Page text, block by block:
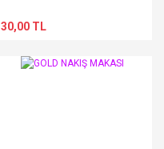
30,00 TL